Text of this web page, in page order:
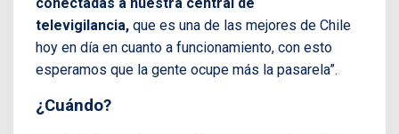
televigilancia, que es una de las mejores de Chile
hoy en día en cuanto a funcionamiento, con esto
esperamos que la gente ocupe más la pasarela”.
¿Cuándo?